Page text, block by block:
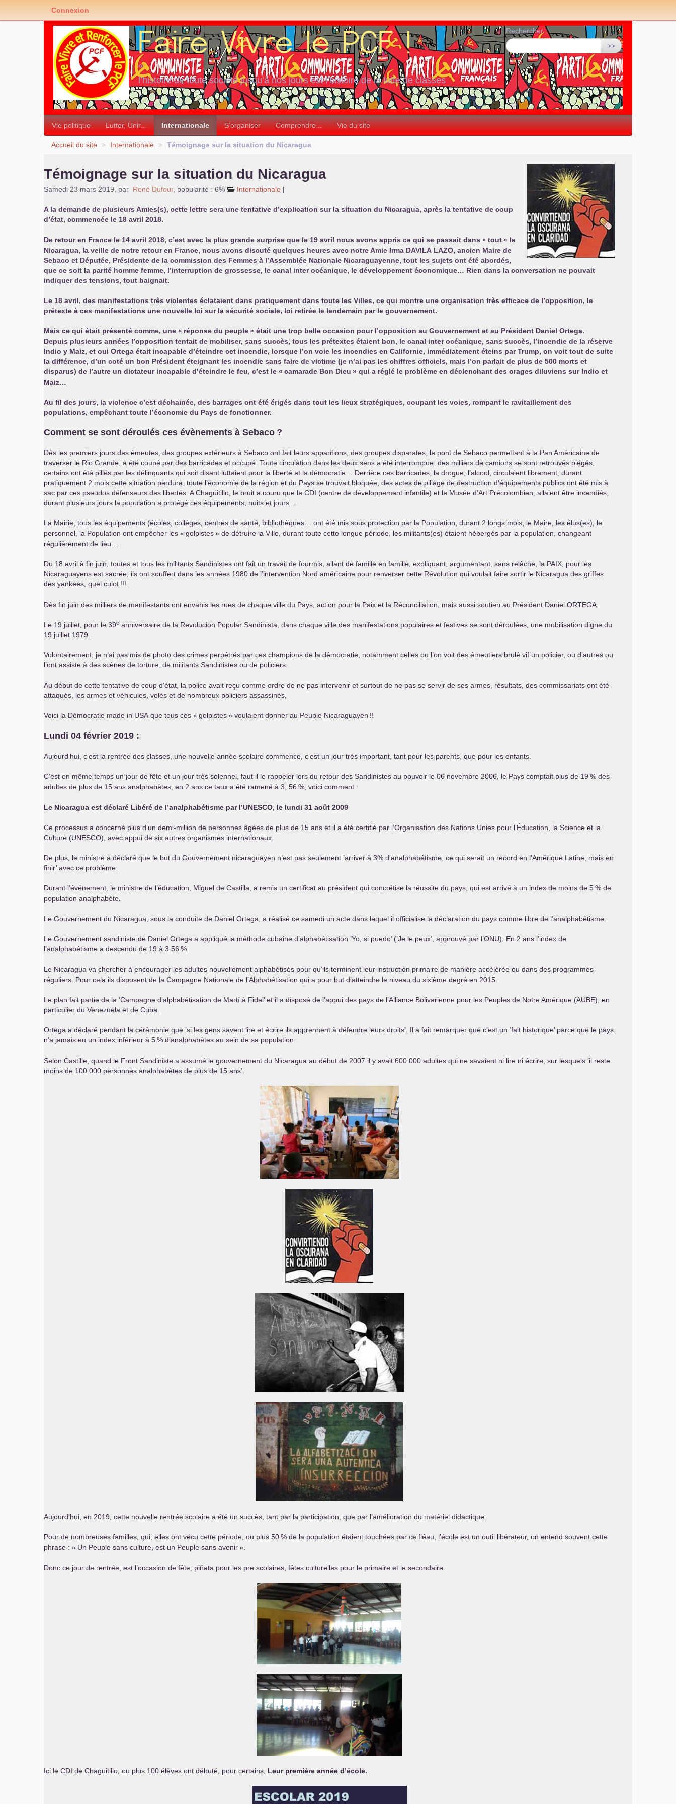
«
l’histoire de toute société jusqu’à nos jours est l’histoire de la lutte de classes
»
Rechercher :
>>
Vie politique Lutter, Unir... Internationale S’organiser Comprendre... Vie du site
Accueil du site > Internationale > Témoignage sur la situation du Nicaragua
Témoignage sur la situation du Nicaragua
Samedi 23 mars 2019 par René Dufour, popularité : 6% Internationale |
A la demande de plusieurs Amies(s), cette lettre sera une tentative d’explication sur la situation du Nicaragua, après la tentative de coup
d’état, commencée le 18 avril 2018.
De retour en France le 14 avril 2018, c’est avec la plus grande surprise que le 19 avril nous avons appris ce qui se passait dans « tout» le
Nicaragua, la veille de notre retour en France, nous avons discuté quelques heures avec notre Amie Irma DAVILA LAZO, ancien Maire de
Sebaco et Députée, Présidente de la commission des Femmes à l’Assemblée Nationale Nicaraguayenne, tout les sujets ont été abordés,
que ce soit la parité homme femme, l’interruption de grossesse, le canal inter océanique, le développement économique… Rien dans la conversation ne pouvait
indiquer des tensions, tout baignait.
Le 18 avril, des manifestations très violentes éclataient dans pratiquement dans toute les Villes, ce qui montre une organisation très efficace de l’opposition, le
prétexte à ces manifestations une nouvelle loi sur la sécurité sociale, loi retirée le lendemain par le gouvernement.
Mais ce qui était présenté comme, une « réponse du peuple» était une trop belle occasion pour l’opposition au Gouvernement et au Président Daniel Ortega.
Depuis plusieurs années l’opposition tentait de mobiliser, sans succès, tous les prétextes étaient bon, le canal inter océanique, sans succès, l’incendie de la réserve
Indio y Maiz, et oui Ortega était incapable d’éteindre cet incendie, lorsque l’on voie les incendies en Californie, immédiatement éteins par Trump, on voit tout de suite
la différence, d’un coté un bon Président éteignant les incendie sans faire de victime (je n’ai pas les chiffres officiels, mais l’on parlait de plus de 500 morts et
disparus) de l’autre un dictateur incapable d’éteindre le feu, c’est le « camarade Bon Dieu » qui a réglé le problème en déclenchant des orages diluviens sur Indio et
Maiz…
Au fil des jours, la violence c’est déchainée, des barrages ont été érigés dans tout les lieux stratégiques, coupant les voies, rompant le ravitaillement des
populations, empêchant toute l’économie du Pays de fonctionner.
Comment se sont déroulés ces évènements à Sebaco ?
Dès les premiers jours des émeutes, des groupes extérieurs à Sebaco ont fait leurs apparitions, des groupes disparates, le pont de Sebaco permettant à la Pan Américaine de
traverser le Rio Grande, a été coupé par des barricades et occupé. Toute circulation dans les deux sens a été interrompue, des milliers de camions se sont retrouvés piégés,
certains ont été pillés par les délinquants qui soit disant luttaient pour la liberté et la démocratie… Derrière ces barricades, la drogue, l’alcool, circulaient librement, durant
pratiquement 2 mois cette situation perdura, toute l’économie de la région et du Pays se trouvait bloquée, des actes de pillage de destruction d’équipements publics ont été mis à
sac par ces pseudos défenseurs des libertés. A Chagüitillo, le bruit a couru que le CDI (centre de développement infantile) et le Musée d’Art Précolombien, allaient être incendiés,
durant plusieurs jours la population a protégé ces équipements, nuits et jours…
La Mairie, tous les équipements (écoles, collèges, centres de santé, bibliothèques… ont été mis sous protection par la Population, durant 2 longs mois, le Maire, les élus(es), le
personnel, la Population ont empêcher les « golpistes» de détruire la Ville, durant toute cette longue période, les militants(es) étaient hébergés par la population, changeant
régulièrement de lieu…
Du 18 avril à fin juin, toutes et tous les militants Sandinistes ont fait un travail de fourmis, allant de famille en famille, expliquant, argumentant, sans relâche, la PAIX , pour les
Nicaraguayens est sacrée, ils ont souffert dans les années 1980 de l’intervention Nord américaine pour renverser cette Révolution qui voulait faire sortir le Nicaragua des griffes
des yankees, quel culot !!!
Dès fin juin des milliers de manifestants ont envahis les rues de chaque ville du Pays, action pour la Paix et la Réconciliation, mais aussi soutien au Président Daniel ORTEGA
Le 19 juillet, pour le 39e anniversaire de la Revolucion Popular Sandinista, dans chaque ville des manifestations populaires et festives se sont déroulées, une mobilisation digne du
19 juillet 1979.
Volontairement, je n’ai pas mis de photo des crimes perpétrés par ces champions de la démocratie, notamment celles ou l’on voit des émeutiers brulé vif un policier, ou d’autres ou
l’ont assiste à des scènes de torture, de militants Sandinistes ou de policiers.
Au début de cette tentative de coup d’état, la police avait reçu comme ordre de ne pas intervenir et surtout de ne pas se servir de ses armes, résultats, des commissariats ont été
attaqués, les armes et véhicules, volés et de nombreux policiers assassinés,
Voici la Démocratie made in USA que tous ces « golpistes» voulaient donner au Peuple Nicaraguayen !!
Lundi 04 février 2019 :
Aujourd’hui, c’est la rentrée des classes, une nouvelle année scolaire commence, c’est un jour très important, tant pour les parents, que pour les enfants.
C’est en même temps un jour de fête et un jour très solennel, faut il le rappeler lors du retour des Sandinistes au pouvoir le 06 novembre 2006, le Pays comptait plus de 19 % des
adultes de plus de 15 ans analphabètes, en 2 ans ce taux a été ramené à 3, 56 %, voici comment :
Le Nicaragua est déclaré Libéré de l’analphabétisme par l’UNESCO, le lundi 31 août 2009
Ce processus a concerné plus d’un demi-million de personnes âgées de plus de 15 ans et il a été certifié par l’Organisation des Nations Unies pour l’Éducation, la Science et la
Culture (UNESCO), avec appui de six autres organismes internationaux.
De plus, le ministre a déclaré que le but du Gouvernement nicaraguayen n’est pas seulement ’arriver à 3% d’analphabétisme, ce qui serait un record en l’Amérique Latine, mais en
finir’ avec ce problème.
Durant l’événement, le ministre de l’éducation, Miguel de Castilla, a remis un certificat au président qui concrétise la réussite du pays, qui est arrivé à un index de moins de 5% de
population analphabète.
Le Gouvernement du Nicaragua, sous la conduite de Daniel Ortega, a réalisé ce samedi un acte dans lequel il officialise la déclaration du pays comme libre de l’analphabétisme.
Le Gouvernement sandiniste de Daniel Ortega a appliqué la méthode cubaine d’alphabétisation ’Yo, si puedo’ (’Je le peux’, approuvé par l’ONU). En 2 ans l’index de
l’analphabétisme a descendu de 19 à 3.56 %.
Le Nicaragua va chercher à encourager les adultes nouvellement alphabétisés pour qu’ils terminent leur instruction primaire de manière accélérée ou dans des programmes
réguliers. Pour cela ils disposent de la Campagne Nationale de l’Alphabétisation qui a pour but d’atteindre le niveau du sixième degré en 2015.
Le plan fait partie de la ’Campagne d’alphabétisation de Martí à Fidel’ et il a disposé de l’appui des pays de l’Alliance Bolivarienne pour les Peuples de Notre Amérique (AUBE), en
particulier du Venezuela et de Cuba.
Ortega a déclaré pendant la cérémonie que ’si les gens savent lire et écrire ils apprennent à défendre leurs droits’. Il a fait remarquer que c’est un ’fait historique’ parce que le pays
n’a jamais eu un index inférieur à 5% d’analphabètes au sein de sa population.
Selon Castille, quand le Front Sandiniste a assumé le gouvernement du Nicaragua au début de 2007 il y avait 600 000 adultes qui ne savaient ni lire ni écrire, sur lesquels ’il reste
moins de 100 000 personnes analphabètes de plus de 15 ans’.
Aujourd’hui, en 2019, cette nouvelle rentrée scolaire a été un succès, tant par la participation, que par l’amélioration du matériel didactique.
Pour de nombreuses familles, qui, elles ont vécu cette période, ou plus 50% de la population étaient touchées par ce fléau, l’école est un outil libérateur, on entend souvent cette
phrase : « Un Peuple sans culture, est un Peuple sans avenir».
Donc ce jour de rentrée, est l’occasion de fête, piñata pour les pre scolaires, fêtes culturelles pour le primaire et le secondaire.
Ici le CDI de Chaguitillo, ou plus 100 élèves ont débuté, pour certains, Leur première année d’école.
Connexion